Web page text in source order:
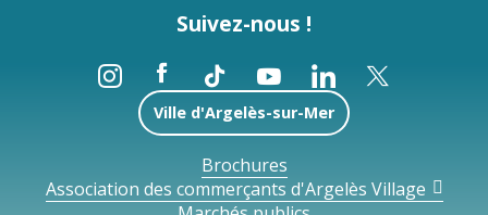
Suivez-nous !
Ville d'Argelès-sur-Mer
Brochures
Association des commerçants d'Argelès Village